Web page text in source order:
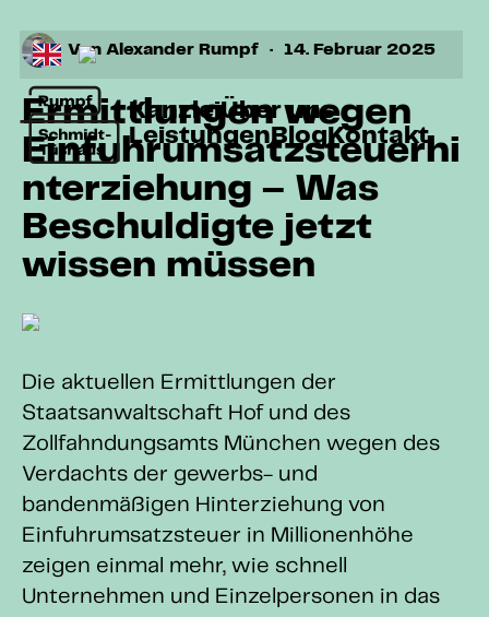
KanzleiÜber uns
LeistungenBlogKontakt
Von Alexander Rumpf · 14. Februar 2025
Ermittlungen wegen
Einfuhrumsatzsteuerhi
nterziehung – Was
Beschuldigte jetzt
wissen müssen
Die aktuellen Ermittlungen der
Staatsanwaltschaft Hof und des
Zollfahndungsamts München wegen des
Verdachts der gewerbs- und
bandenmäßigen Hinterziehung von
Einfuhrumsatzsteuer in Millionenhöhe
zeigen einmal mehr, wie schnell
Unternehmen und Einzelpersonen in das